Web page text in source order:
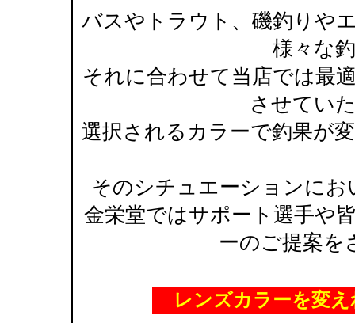
バスやトラウト、磯釣りや
様々な
それに合わせて当店では最
させてい
選択されるカラーで釣果が
そのシチュエーションに
金栄堂ではサポート選手や
ーのご提案を
レンズカラーを変